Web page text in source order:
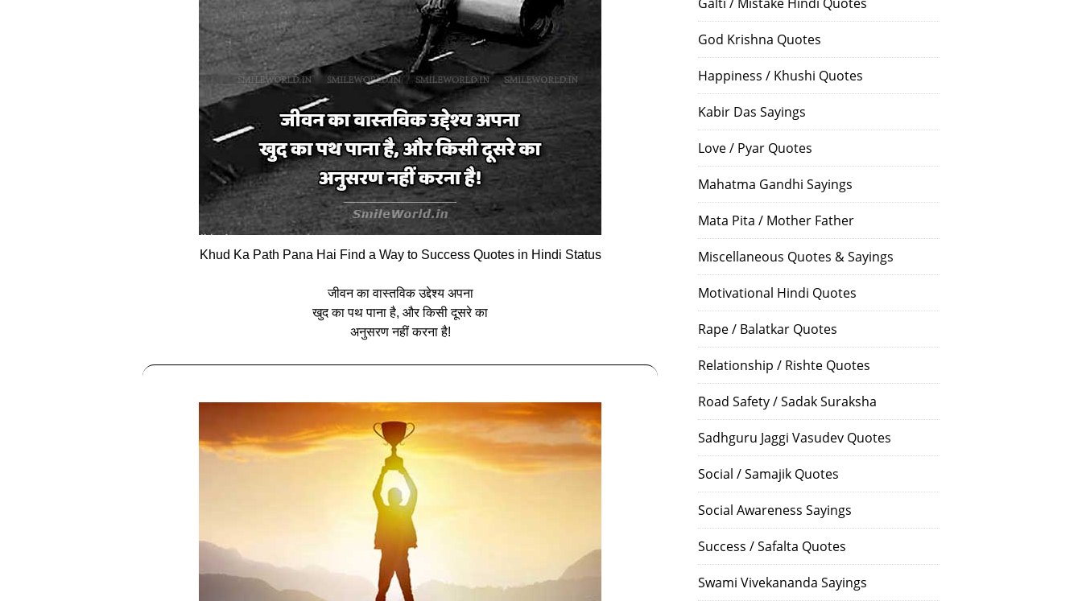
Khud Ka Path Pana Hai Find a Way to Success Quotes in Hindi Status
जीवन का वास्‍तविक उद्देश्‍य अपना
खुद का पथ पाना है, और किसी दूसरे का
अनुसरण नहीं करना है!
God Krishna Quotes
Happiness / Khushi Quotes
Kabir Das Sayings
Love / Pyar Quotes
Mahatma Gandhi Sayings
Mata Pita / Mother Father
Miscellaneous Quotes & Sayings
Motivational Hindi Quotes
Rape / Balatkar Quotes
Relationship / Rishte Quotes
Road Safety / Sadak Suraksha
Sadhguru Jaggi Vasudev Quotes
Social / Samajik Quotes
Social Awareness Sayings
Success / Safalta Quotes
Swami Vivekananda Sayings